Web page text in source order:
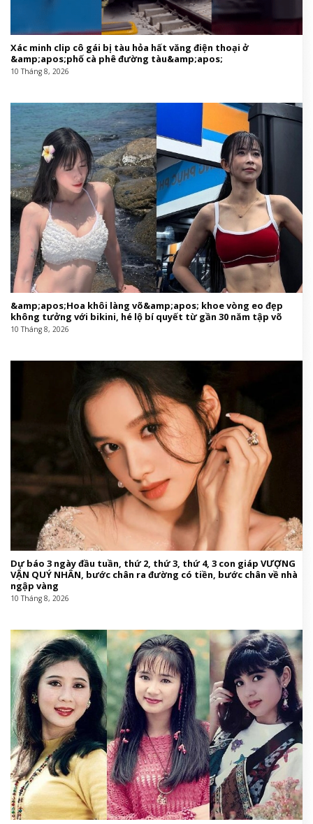
Xác minh clip cô gái bị tàu hỏa hất văng điện thoại ở
&amp;apos;phố cà phê đường tàu&amp;apos;
10 Tháng 8, 2026
&amp;apos;Hoa khôi làng võ&amp;apos; khoe vòng eo đẹp
không tưởng với bikini, hé lộ bí quyết từ gần 30 năm tập võ
10 Tháng 8, 2026
Dự báo 3 ngày đầu tuần, thứ 2, thứ 3, thứ 4, 3 con giáp VƯỢNG
VẬN QUÝ NHÂN, bước chân ra đường có tiền, bước chân về nhà
ngập vàng
10 Tháng 8, 2026